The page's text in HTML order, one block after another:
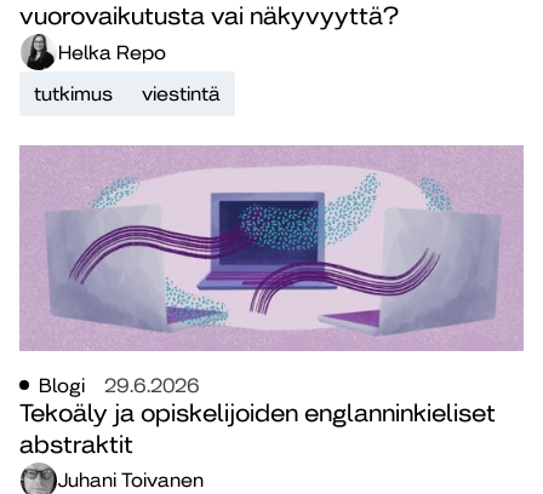
vuorovaikutusta vai näkyvyyttä?
Helka Repo
tutkimus
viestintä
Blogi 29.6.2026
Tekoäly ja opiskelijoiden englanninkieliset
abstraktit
Juhani Toivanen